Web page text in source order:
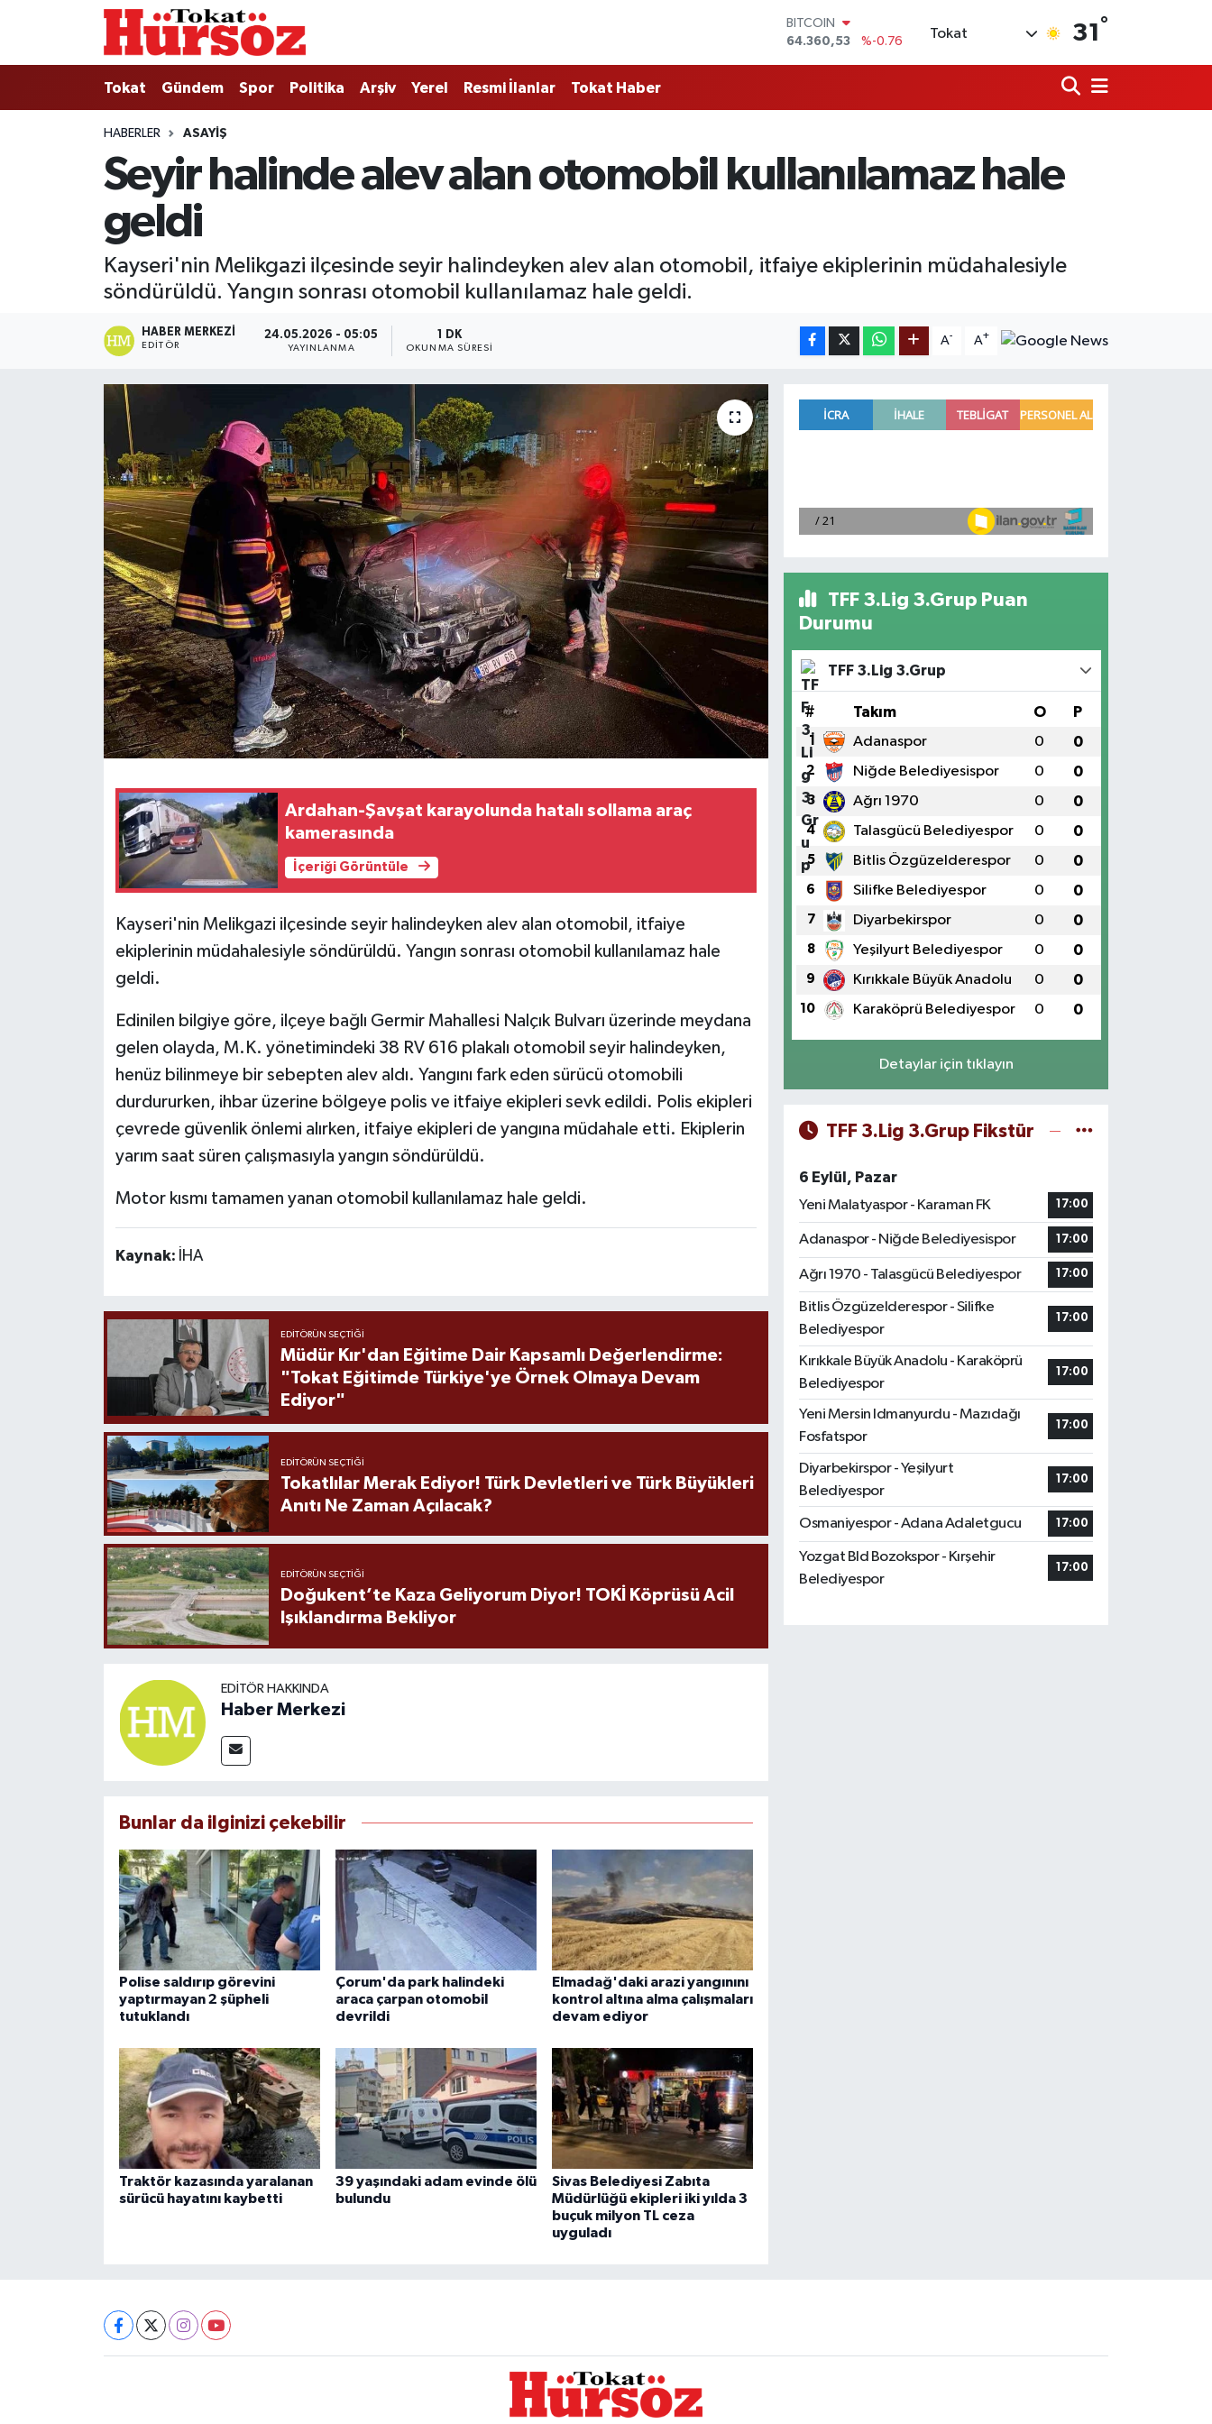
BITCOIN
64.360,53
%-0.76
55,0265
%0.01
GRAM ALTIN
6618.49
%2.12
Tokat 31 °
Tokat Gündem Spor Politika Arşiv Yerel Resmi İlanlar Tokat Haber
HABERLER ASAYIŞ
Seyir halinde alev alan otomobil kullanılamaz hale
geldi
Kayseri'nin Melikgazi ilçesinde seyir halindeyken alev alan otomobil, itfaiye ekiplerinin müdahalesiyle
söndürüldü. Yangın sonrası otomobil kullanılamaz hale geldi.
HABER MERKEZI
EDITÖR
24.05.2026 - 05:05
YAYINLANMA
1 DK
OKUNMA SÜRESI
A- A+
Ardahan-Şavşat karayolunda hatalı sollama araç
kamerasında
İçeriği Görüntüle
Kayseri'nin Melikgazi ilçesinde seyir halindeyken alev alan otomobil, itfaiye
ekiplerinin müdahalesiyle söndürüldü. Yangın sonrası otomobil kullanılamaz hale
geldi.
Edinilen bilgiye göre, ilçeye bağlı Germir Mahallesi Nalçık Bulvarı üzerinde meydana
gelen olayda, M.K. yönetimindeki 38 RV 616 plakalı otomobil seyir halindeyken,
henüz bilinmeye bir sebepten alev aldı. Yangını fark eden sürücü otomobili
durdururken, ihbar üzerine bölgeye polis ve itfaiye ekipleri sevk edildi. Polis ekipleri
çevrede güvenlik önlemi alırken, itfaiye ekipleri de yangına müdahale etti. Ekiplerin
yarım saat süren çalışmasıyla yangın söndürüldü.
Motor kısmı tamamen yanan otomobil kullanılamaz hale geldi.
Kaynak: İHA
EDITÖRÜN SEÇTIĞI
Müdür Kır'dan Eğitime Dair Kapsamlı Değerlendirme:
"Tokat Eğitimde Türkiye'ye Örnek Olmaya Devam
Ediyor"
EDITÖRÜN SEÇTIĞI
Tokatlılar Merak Ediyor! Türk Devletleri ve Türk Büyükleri
Anıtı Ne Zaman Açılacak?
EDITÖRÜN SEÇTIĞI
Doğukent’te Kaza Geliyorum Diyor! TOKİ Köprüsü Acil
Işıklandırma Bekliyor
EDITÖR HAKKINDA
Haber Merkezi
Bunlar da ilginizi çekebilir
Polise saldırıp görevini
yaptırmayan 2 şüpheli
tutuklandı
Çorum'da park halindeki
araca çarpan otomobil
devrildi
Elmadağ'daki arazi yangınını
kontrol altına alma çalışmaları
devam ediyor
Traktör kazasında yaralanan
sürücü hayatını kaybetti
39 yaşındaki adam evinde ölü
bulundu
Sivas Belediyesi Zabıta
Müdürlüğü ekipleri iki yılda 3
buçuk milyon TL ceza
uyguladı
TFF 3.Lig 3.Grup Puan
Durumu
TFF 3.Lig 3.Grup
# Takım O P
1 Adanaspor 0 0
2 Niğde Belediyesispor 0 0
3 Ağrı 1970 0 0
4 Talasgücü Belediyespor 0 0
5 Bitlis Özgüzelderespor 0 0
6 Silifke Belediyespor 0 0
7 Diyarbekirspor 0 0
8 Yeşilyurt Belediyespor 0 0
9 Kırıkkale Büyük Anadolu 0 0
10 Karaköprü Belediyespor 0 0
Detaylar için tıklayın
TFF 3.Lig 3.Grup Fikstür
6 Eylül, Pazar
Yeni Malatyaspor - Karaman FK
17:00
Adanaspor - Niğde Belediyesispor 17:00
Ağrı 1970 - Talasgücü Belediyespor 17:00
Bitlis Özgüzelderespor - Silifke
Belediyespor
17:00
Kırıkkale Büyük Anadolu - Karaköprü
Belediyespor
17:00
Yeni Mersin Idmanyurdu - Mazıdağı
Fosfatspor
17:00
Diyarbekirspor - Yeşilyurt
Belediyespor
17:00
Osmaniyespor - Adana Adaletgucu 17:00
Yozgat Bld Bozokspor - Kırşehir
Belediyespor
17:00
Tokat
Türkiye Gündemi
Gündem
Politika
Tokat Spor
Tokat Haber
Nöbetçi Eczaneler
Hava Durumu
Tokat Namaz Vakitleri
Tüm Manşetler
Son Dakika Haberleri
Haber Arşivi